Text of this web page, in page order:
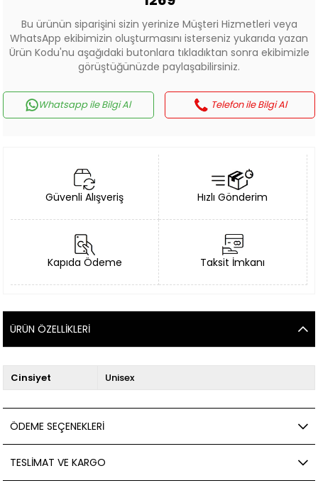
Bu ürünün siparişini sizin yerinize Müşteri Hizmetleri veya
WhatsApp ekibimizin oluşturmasını isterseniz yukarıda yazan
Ürün Kodu'nu aşağıdaki butonlara tıkladıktan sonra ekibimizle
görüştüğünüzde paylaşabilirsiniz.
Whatsapp ile Bilgi Al Telefon ile Bilgi Al
Güvenli Alışveriş Hızlı Gönderim
Kapıda Ödeme Taksit İmkanı
ÜRÜN ÖZELLIKLERI
Cinsiyet Unisex
ÖDEME SEÇENEKLERI
TESLIMAT VE KARGO